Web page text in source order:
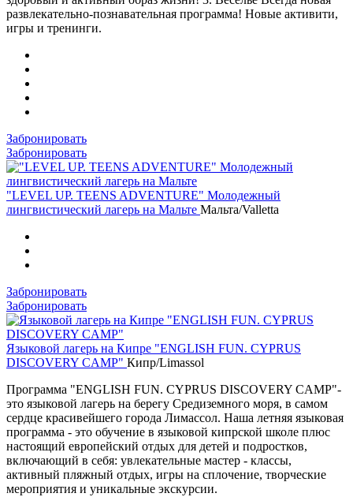
развлекательно-познавательная программа! Новые активити,
игры и тренинги.
Забронировать
Забронировать
"LEVEL UP. TEENS ADVENTURE" Молодежный
лингвистический лагерь на Мальте Мальта/Valletta
Забронировать
Забронировать
Языковой лагерь на Кипре "ENGLISH FUN. CYPRUS
DISCOVERY CAMP" Кипр/Limassol
Программа "ENGLISH FUN. CYPRUS DISCOVERY CAMP"-
это языковой лагерь на берегу Средиземного моря, в самом
сердце красивейшего города Лимассол. Наша летняя языковая
программа - это обучение в языковой кипрской школе плюс
настоящий европейский отдых для детей и подростков,
включающий в себя: увлекательные мастер - классы,
активный пляжный отдых, игры на сплочение, творческие
мероприятия и уникальные экскурсии.